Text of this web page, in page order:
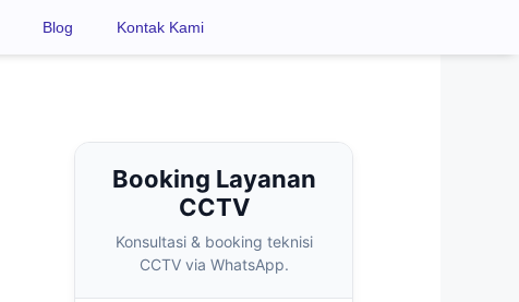
Blog Kontak Kami
Booking Layanan
CCTV
Konsultasi & booking teknisi
CCTV via WhatsApp.